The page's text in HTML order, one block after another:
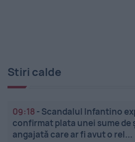
Stiri calde
09:18 - Scandalul Infantino
confirmat plata unei sume de
angajată care ar fi avut o rel...